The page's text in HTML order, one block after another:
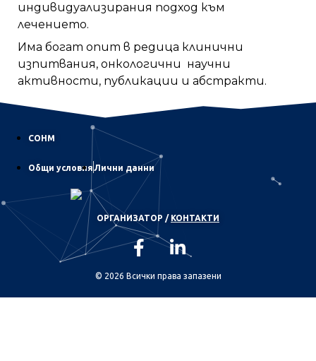
индивидуализирания подход към
лечението.
Има богат опит в редица клинични
изпитвания, онкологични научни
активности, публикации и абстракти.
СОНМ
Общи условияЛични данни
OРГАНИЗАТОР / КОНТАКТИ
© 2026 Всички права запазени